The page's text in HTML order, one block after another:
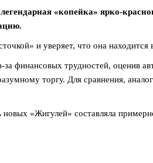
«копейка» ярко-
и уверяет, что она находится
за финансовых трудностей, оценив
торгу. Для сравнения,
«Жигулей» составляла